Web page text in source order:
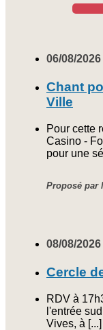
06/08/
Chant
Ville
Pour cette
Casino -
pour une
Proposé par
08/08/
Cercle
RDV à
l'entrée
Vives, à [...]